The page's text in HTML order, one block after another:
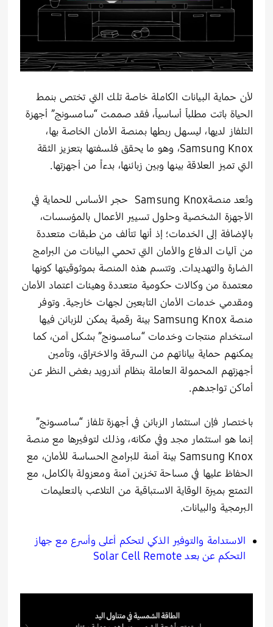
لأن حماية البيانات الكاملة خاصة تلك التي تختص بنمط
الحياة باتت مطلباً أساسياً، فقد صممت “سامسونج” أجهزة
التلفاز لديها، ليسهل ربطها بمنصة الأمان الخاصة بها،
Samsung Knox، وهو ما يحقق فلسفتها بتعزيز الثقة
التي تميز العلاقة بينها وبين زبائنها، بدءاً من أجهزتها.
وتُعد منصةSamsung Knox حجر الأساس للحماية في
الأجهزة الشخصية وحلول تسيير الأعمال بالمؤسسات،
بالإضافة إلى الخدمات؛ إذ أنها تتألف من طبقات متعددة
من آليات الدفاع والأمان التي تحمي البيانات من البرامج
الضارة والتهديدات. وتتسم هذه المنصة بموثوقيتها كونها
معتمدة من وكالات حكومية متعددة وهيئات اعتماد الأمان
ومقدمي خدمات الأمان التابعين لجهات خارجية. وتوفر
منصة Samsung Knox بيئة رقمية يمكن للزبائن فيها
استخدام منتجات وخدمات “سامسونج” بشكل آمن، كما
يمكنهم حماية بياناتهم من السرقة والاختراق، وتأمين
أجهزتهم المحمولة العاملة بنظام أندرويد بغض النظر عن
أماكن تواجدهم.
باختصار فإن استثمار الزبائن في أجهزة تلفاز “سامسونج”
إنما هو استثمار مجد وفي مكانه، وذلك لتوفيرها مع منصة
Samsung Knox بيئة آمنة للبرامج الحساسة للأمان، مع
الحفاظ عليها في مساحة تخزين آمنة ومعزولة بالكامل، مع
التمتع بميزة الوقاية الاستباقية من التلاعب بالتعليمات
البرمجية والبيانات.
الاستدامة والتوفير الذكي لتحكم أعلى وأسرع مع جهاز
التحكم عن بعد Solar Cell Remote